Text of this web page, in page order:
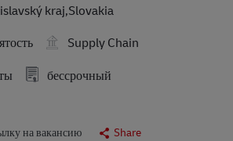
kraj,Slovakia
Supply Chain
бессрочный
на вакансию Share